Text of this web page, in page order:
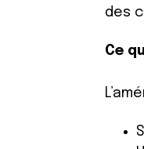
des
Ce